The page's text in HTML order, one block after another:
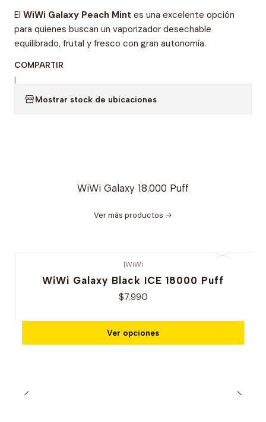
El WiWi Galaxy Peach Mint es una excelente opción
para quienes buscan un vaporizador desechable
equilibrado, frutal y fresco con gran autonomía.
COMPARTIR
|
Mostrar stock de ubicaciones
WiWi Galaxy 18.000 Puff
Ver más productos
|WiWi
WiWi Galaxy Black ICE 18000 Puff
$7.990
Ver opciones